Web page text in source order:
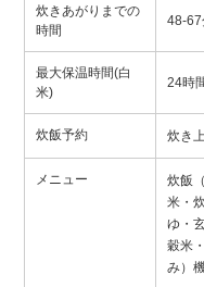
炊きあがりまでの
時間
48-67
最大保温時間(白
米)
24時
炊飯予約 炊き
メニュー
炊飯
米・
ゆ・
穀米
み）